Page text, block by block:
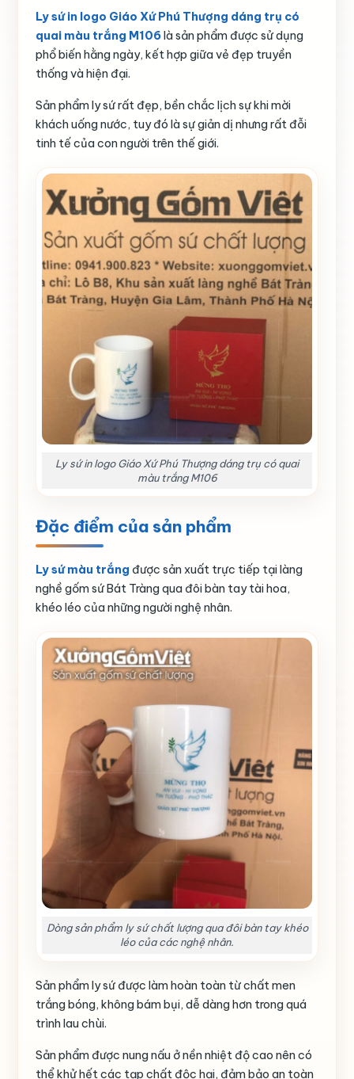
Ly sứ in logo Giáo Xứ Phú Thượng dáng trụ có
quai màu trắng M106là sản phẩm được sử dụng
phổ biến hằng ngày, kết hợp giữa vẻ đẹp truyền
thống và hiện đại.
Sản phẩm ly sứ rất đẹp, bền chắc lịch sự khi mời
khách uống nước, tuy đó là sự giản dị nhưng rất đỗi
tinh tế của con người trên thế giới.
Ly sứ in logo Giáo Xứ Phú Thượng dáng trụ có quai
màu trắng M106
Đặc điểm của sản phẩm
Ly sứ màu trắng được sản xuất trực tiếp tại làng
nghề gốm sứ Bát Tràng qua đôi bàn tay tài hoa,
khéo léo của những người nghệ nhân.
Dòng sản phẩm ly sứ chất lượng qua đôi bàn tay khéo
léo của các nghệ nhân.
Sản phẩm ly sứ được làm hoàn toàn từ chất men
trắng bóng, không bám bụi, dễ dàng hơn trong quá
trình lau chùi.
Sản phẩm được nung nấu ở nền nhiệt độ cao nên có
thể khử hết các tạp chất độc hại, đảm bảo an toàn